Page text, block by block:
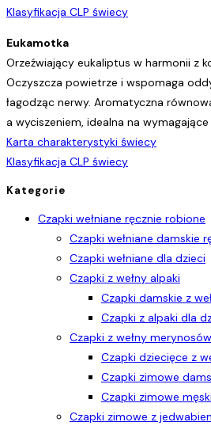
Klasyfikacja CLP świecy
Eukamotka
Orzeźwiający eukaliptus w harmonii z
Oczyszcza powietrze i wspomaga
łagodząc nerwy. Aromatyczna
a wyciszeniem, idealna na
Karta charakterystyki świecy
Klasyfikacja CLP świecy
Kategorie
Czapki wełniane ręcznie robione
Czapki wełniane damskie
Czapki wełniane dla dzieci
Czapki z wełny alpaki
Czapki damskie z
Czapki z alpaki dla
Czapki z wełny merynosów
Czapki dziecięce z
Czapki zimowe
Czapki zimowe
Czapki zimowe z